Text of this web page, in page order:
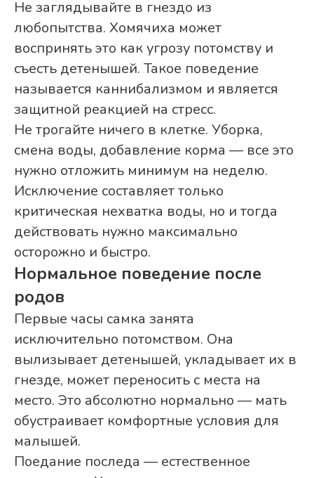
Не заглядывайте в гнездо из
любопытства. Хомячиха может
воспринять это как угрозу потомству и
съесть детенышей. Такое поведение
называется каннибализмом и является
защитной реакцией на стресс.
Не трогайте ничего в клетке. Уборка,
смена воды, добавление корма — все это
нужно отложить минимум на неделю.
Исключение составляет только
критическая нехватка воды, но и тогда
действовать нужно максимально
осторожно и быстро.
Нормальное поведение после
родов
Первые часы самка занята
исключительно потомством. Она
вылизывает детенышей, укладывает их в
гнезде, может переносить с места на
место. Это абсолютно нормально — мать
обустраивает комфортные условия для
малышей.
Поедание последа — естественное